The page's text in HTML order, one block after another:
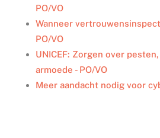
PO/VO
Wanneer
PO/VO
UNICEF: Zorgen over
armoede - PO/VO
Meer aandacht nodig voor